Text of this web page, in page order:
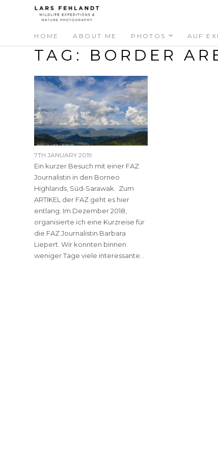
Skip
to
content
HOME ABOUT ME PHOTOS AUF
TAG: BORDER
7TH JANUARY 2019
Ein kurzer Besuch mit einer FAZ
Journalistin in den Borneo
Highlands, Süd-Sarawak. Zum
ARTIKEL der FAZ geht es hier
entlang. Im Dezember 2018,
organisierte ich eine Kurzreise für
die FAZ Journalistin Barbara
Liepert. Wir konnten binnen
weniger Tage viele interessante…